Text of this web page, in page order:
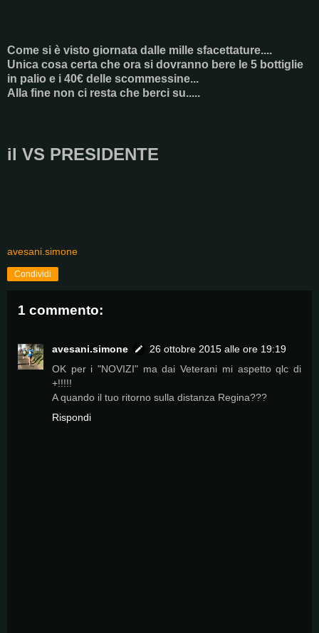
Come si è visto giornata dalle mille sfacettature....
Unica cosa certa che ora si dovranno bere le 5 bottiglie
in palio e i 40€ delle scommessine...
Alla fine non ci resta che berci su.....
il VS PRESIDENTE
avesani.simone
Condividi
1 commento:
avesani.simone
26 ottobre 2015 alle ore 19:19
OK per i "NOVIZI" ma dai Veterani mi aspetto qlc di
+!!!!!
A quando il tuo ritorno sulla distanza Regina???
Rispondi